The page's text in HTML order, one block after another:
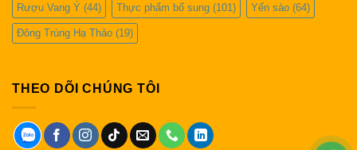
Rượu Vang Ý (44) Thực phẩm bổ sung (101) Yến sào (64)
Đông Trùng Hạ Thảo (19)
THEO DÕI CHÚNG TÔI